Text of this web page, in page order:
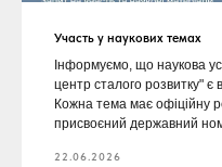
Участь у наукових темах
Інформуємо, що наукова
центр сталого розвитку" є
Кожна тема має офіційну
присвоєний державний
22.06.2026